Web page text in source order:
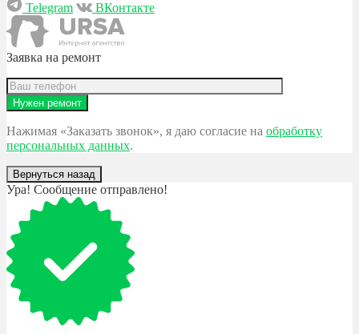
Telegram ВКонтакте
Заявка на ремонт
Нажимая «Заказать звонок», я даю согласие на обработку
персональных данных.
Вернуться назад
Ура! Сообщение отправлено!